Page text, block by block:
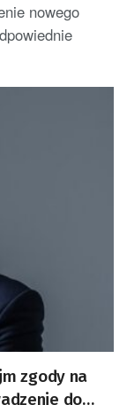
nowego
zgody na
do